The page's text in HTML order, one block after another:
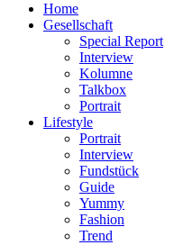
Home
Gesellschaft
Special Report
Interview
Kolumne
Talkbox
Portrait
Lifestyle
Portrait
Interview
Fundstück
Guide
Yummy
Fashion
Trend